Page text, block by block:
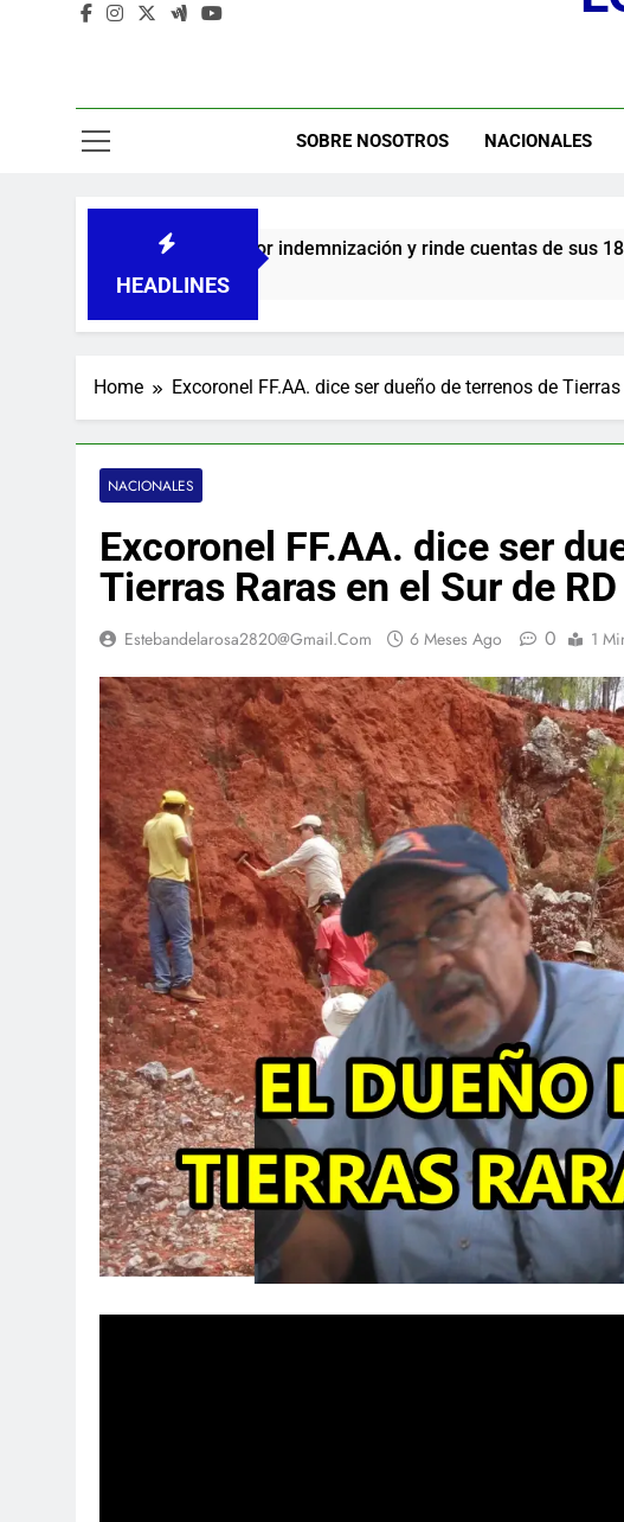
SOBRE NOSOTROS NACIONALES
HEADLINES
cheques por indemnización y rinde cuentas de sus 18 meses al
Home Excoronel FF.AA. dice ser dueño de terrenos de
NACIONALES
Excoronel FF.AA. dice ser
Tierras Raras en el Sur de RD
Estebandelarosa2820@gmail.com 6 Meses Ago 0 1